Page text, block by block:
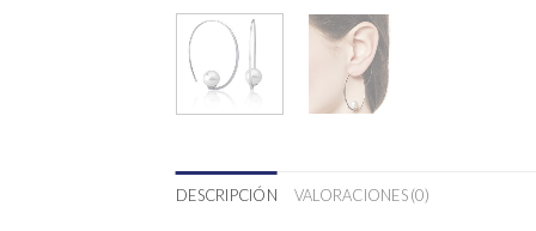
DESCRIPCIÓN VALORACIONES (0)